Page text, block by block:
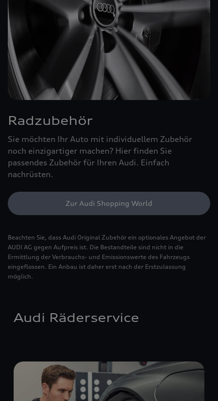
Radzubehör
Sie möchten Ihr Auto mit individuellem Zubehör
noch einzigartiger machen? Hier finden Sie
passendes Zubehör für Ihren Audi. Einfach
nachrüsten.
Zur Audi Shopping World
Beachten Sie, dass Audi Original Zubehör ein optionales Angebot der
AUDI AG gegen Aufpreis ist. Die Bestandteile sind nicht in die
Ermittlung der Verbrauchs- und Emissionswerte des Fahrzeugs
eingeflossen. Ein Anbau ist daher erst nach der Erstzulassung
möglich.
Audi Räderservice